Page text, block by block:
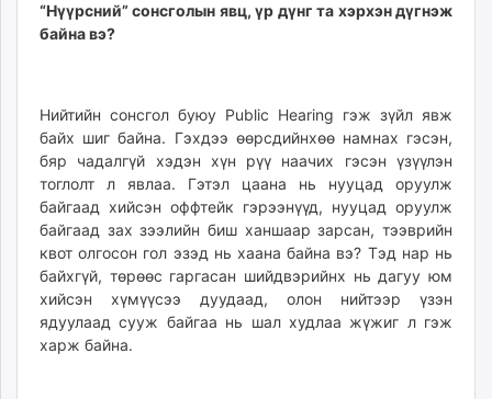
“Нүүрсний” сонсголын явц, үр дүнг та хэрхэн дүгнэж
байна вэ?
Нийтийн сонсгол буюу Public Hearing гэж зүйл явж
байх шиг байна. Гэхдээ өөрсдийнхөө намнах гэсэн,
бяр чадалгүй хэдэн хүн рүү наачих гэсэн үзүүлэн
тоглолт л явлаа. Гэтэл цаана нь нууцад оруулж
байгаад хийсэн оффтейк гэрээнүүд, нууцад оруулж
байгаад зах зээлийн биш ханшаар зарсан, тээврийн
квот олгосон гол эзэд нь хаана байна вэ? Тэд нар нь
байхгүй, төрөөс гаргасан шийдвэрийнх нь дагуу юм
хийсэн хүмүүсээ дуудаад, олон нийтээр үзэн
ядуулаад сууж байгаа нь шал худлаа жүжиг л гэж
харж байна.